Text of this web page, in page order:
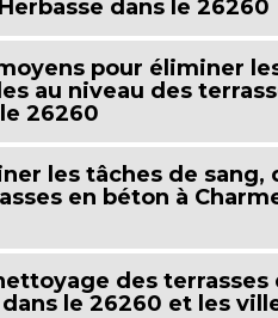
dans le 26260
pour éliminer
au niveau des
26260
les tâches de sang,
en béton à
des terrasses
dans le 26260 et les